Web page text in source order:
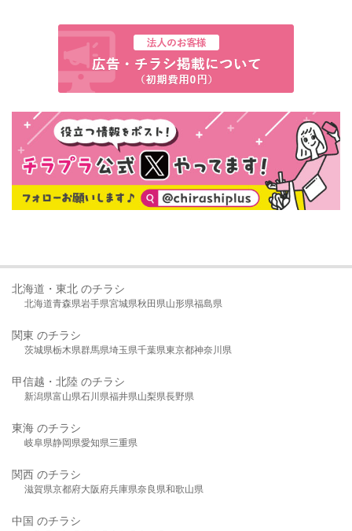
北海道・東北 のチラシ
北海道青森県岩手県宮城県秋田県山形県福島県
関東 のチラシ
茨城県栃木県群馬県埼玉県千葉県東京都神奈川県
甲信越・北陸 のチラシ
新潟県富山県石川県福井県山梨県長野県
東海 のチラシ
岐阜県静岡県愛知県三重県
関西 のチラシ
滋賀県京都府大阪府兵庫県奈良県和歌山県
中国 のチラシ